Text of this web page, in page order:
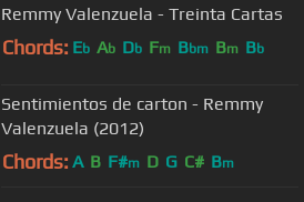
Remmy Valenzuela - Treinta Cartas
Chords: Eb Ab Db Fm Bbm Bm Bb
Sentimientos de carton - Remmy
Valenzuela (2012)
Chords: A B F#m D G C# Bm